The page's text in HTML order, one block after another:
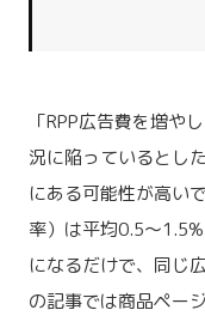
「RPP広告費を増
況に陥っているとし
にある可能性が高い
率）は平均0.5〜
になるだけで、同じ
の記事では商品ペー